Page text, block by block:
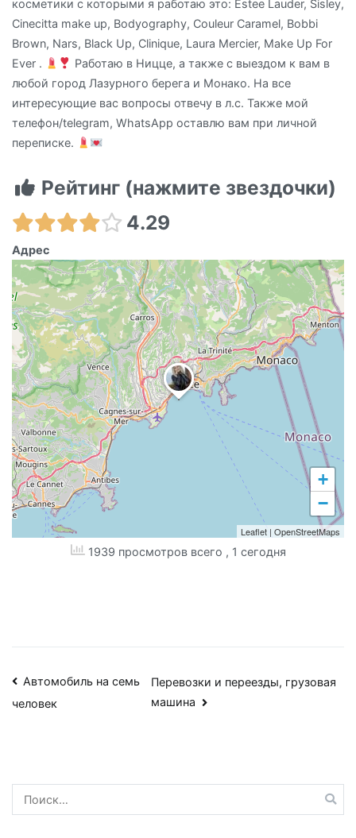
косметики с которыми я работаю это: Estee Lauder, Sisley,
Cinecitta make up, Bodyography, Couleur Caramel, Bobbi
Brown, Nars, Black Up, Clinique, Laura Mercier, Make Up For
Ever .
Работаю в Ницце, а также с выездом к вам в
любой город Лазурного берега и Монако. На все
интересующие вас вопросы отвечу в л.с. Также мой
телефон/telegram, WhatsApp оставлю вам при личной
переписке.
Рейтинг (нажмите звездочки)
4.29
Адрес
+
−
Leaflet | OpenStreetMaps
1939 просмотров всего , 1 сегодня
Навигация
по
Автомобиль на семь
человек
Перевозки и переезды, грузовая
машина
Найти: